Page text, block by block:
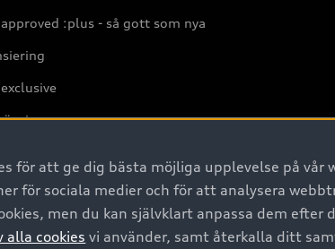
:plus - så gott som nya
Sverige
för att ge dig bästa möjliga upplevelse på
för sociala medier och för att analysera
men du kan självklart anpassa dem efter
alla cookies vi använder, samt återkalla ditt